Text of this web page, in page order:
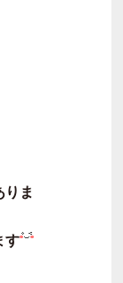
りま
す